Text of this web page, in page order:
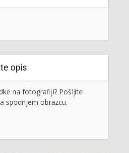
opis
na fotografiji? Pošljite
spodnjem obrazcu.